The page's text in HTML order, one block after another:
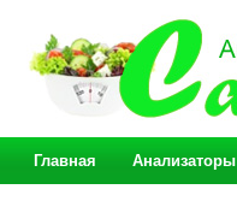
Главная Анализаторы